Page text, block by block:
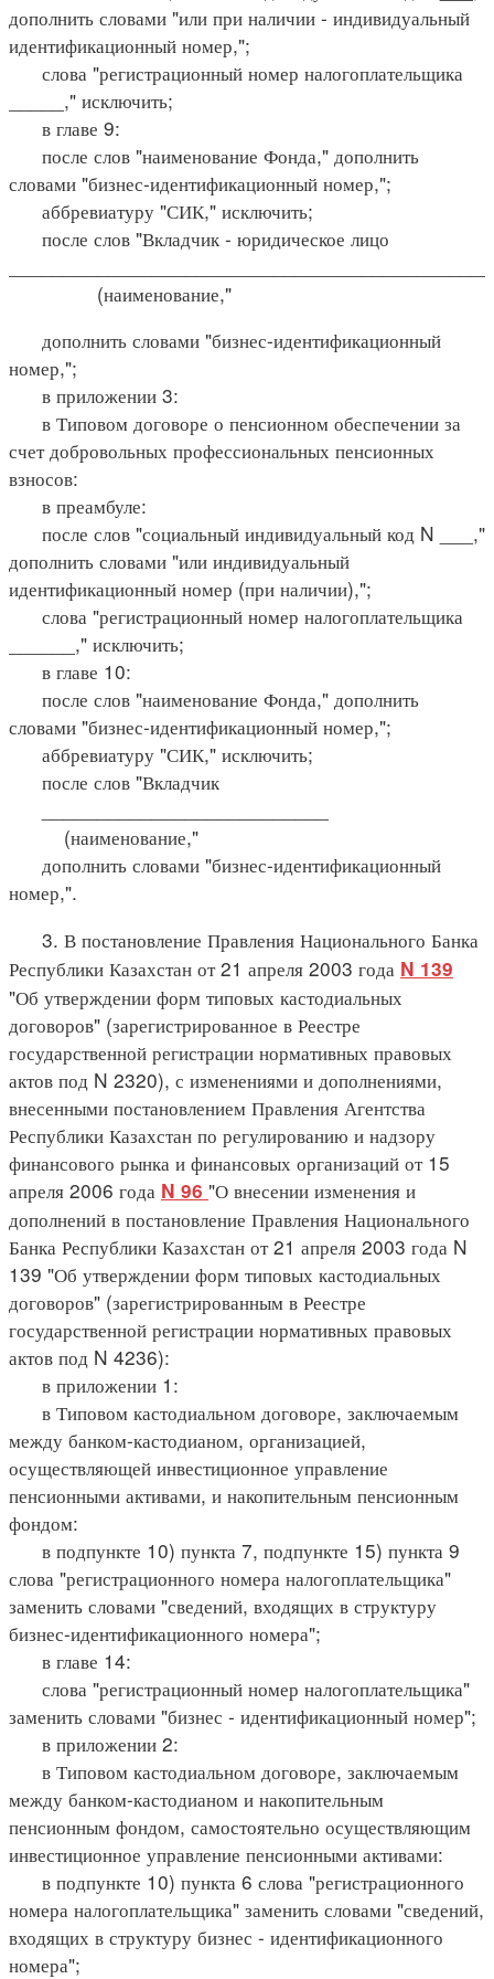
дополнить словами "или при наличии - индивидуальный
идентификационный номер,";
слова "регистрационный номер налогоплательщика
_____," исключить;
в главе 9:
после слов "наименование Фонда," дополнить
словами "бизнес-идентификационный номер,";
аббревиатуру "СИК," исключить;
после слов "Вкладчик - юридическое лицо
(наименование,"
дополнить словами "бизнес-идентификационный
номер,";
в приложении 3:
в Типовом договоре о пенсионном обеспечении за
счет добровольных профессиональных пенсионных
взносов:
в преамбуле:
после слов "социальный индивидуальный код N ___,"
дополнить словами "или индивидуальный
идентификационный номер (при наличии),";
слова "регистрационный номер налогоплательщика
______," исключить;
в главе 10:
после слов "наименование Фонда," дополнить
словами "бизнес-идентификационный номер,";
аббревиатуру "СИК," исключить;
после слов "Вкладчик
(наименование,"
дополнить словами "бизнес-идентификационный
номер,".
3. В постановление Правления Национального Банка
Республики Казахстан от 21 апреля 2003 года N 139
"Об утверждении форм типовых кастодиальных
договоров" (зарегистрированное в Реестре
государственной регистрации нормативных правовых
актов под N 2320), с изменениями и дополнениями,
внесенными постановлением Правления Агентства
Республики Казахстан по регулированию и надзору
финансового рынка и финансовых организаций от 15
апреля 2006 года N 96 "О внесении изменения и
дополнений в постановление Правления Национального
Банка Республики Казахстан от 21 апреля 2003 года N
139 "Об утверждении форм типовых кастодиальных
договоров" (зарегистрированным в Реестре
государственной регистрации нормативных правовых
актов под N 4236):
в приложении 1:
в Типовом кастодиальном договоре, заключаемым
между банком-кастодианом, организацией,
осуществляющей инвестиционное управление
пенсионными активами, и накопительным пенсионным
фондом:
в подпункте 10) пункта 7, подпункте 15) пункта 9
слова "регистрационного номера налогоплательщика"
заменить словами "сведений, входящих в структуру
бизнес-идентификационного номера";
в главе 14:
слова "регистрационный номер налогоплательщика"
заменить словами "бизнес - идентификационный номер";
в приложении 2:
в Типовом кастодиальном договоре, заключаемым
между банком-кастодианом и накопительным
пенсионным фондом, самостоятельно осуществляющим
инвестиционное управление пенсионными активами:
в подпункте 10) пункта 6 слова "регистрационного
номера налогоплательщика" заменить словами "сведений,
входящих в структуру бизнес - идентификационного
номера";